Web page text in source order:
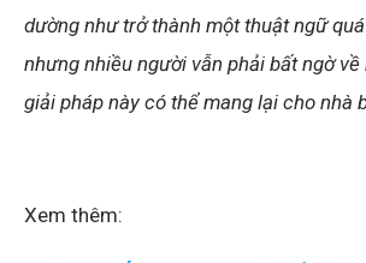
dường như trở thành một thuật ngữ
nhưng nhiều người vẫn phải bất ngờ
giải pháp này có thể mang lại cho nhà
Xem thêm: